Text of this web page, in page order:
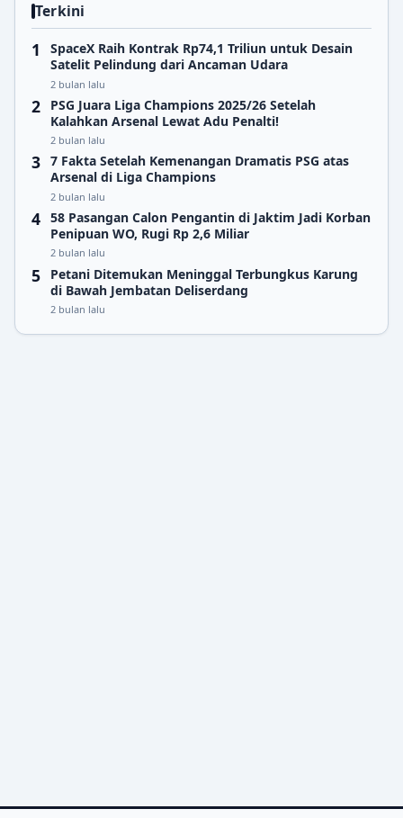
Terkini
SpaceX Raih Kontrak Rp74,1 Triliun untuk Desain
Satelit Pelindung dari Ancaman Udara
2 bulan lalu
PSG Juara Liga Champions 2025/26 Setelah
Kalahkan Arsenal Lewat Adu Penalti!
2 bulan lalu
7 Fakta Setelah Kemenangan Dramatis PSG atas
Arsenal di Liga Champions
2 bulan lalu
58 Pasangan Calon Pengantin di Jaktim Jadi Korban
Penipuan WO, Rugi Rp 2,6 Miliar
2 bulan lalu
Petani Ditemukan Meninggal Terbungkus Karung
di Bawah Jembatan Deliserdang
2 bulan lalu